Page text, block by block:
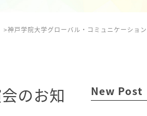
神戸学院大学グローバル・コミュニケーショ
のお知
New Post